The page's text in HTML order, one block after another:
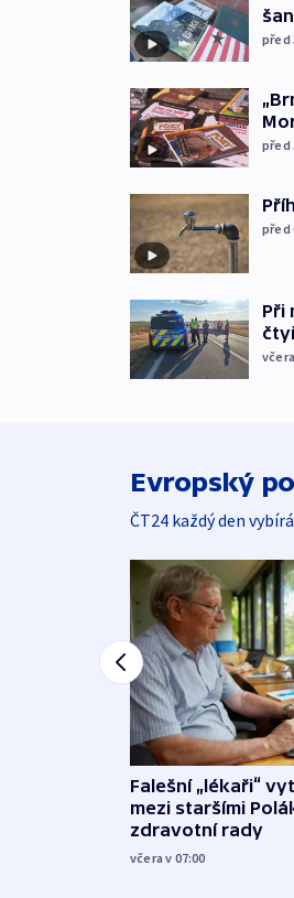
před
před
před
Při
včera
Evropský
ČT24 každý den
Falešní „lékaři“
mezi staršími
zdravotní rady
včera v 07:00